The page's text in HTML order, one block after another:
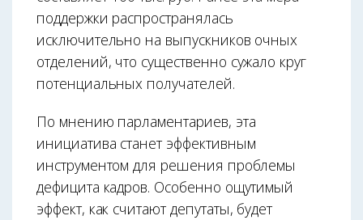
поддержки распространялась
исключительно на выпускников очных
отделений, что существенно сужало круг
потенциальных получателей.
По мнению парламентариев, эта
инициатива станет эффективным
инструментом для решения проблемы
дефицита кадров. Особенно ощутимый
эффект, как считают депутаты, будет